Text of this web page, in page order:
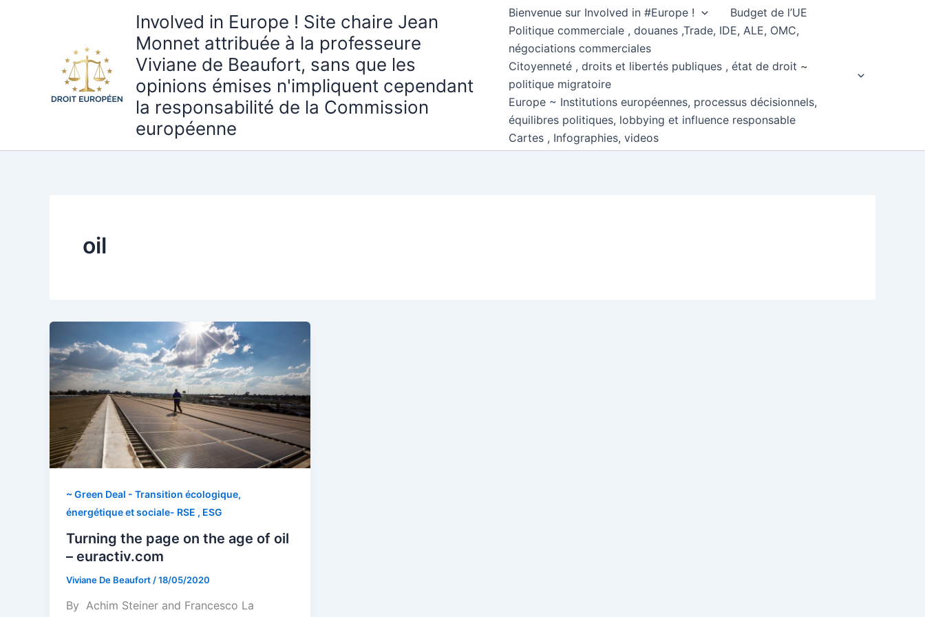
Involved in Europe ! Site chaire Jean
Monnet attribuée à la professeure
Viviane de Beaufort, sans que les
opinions émises n'impliquent cependant
la responsabilité de la Commission
européenne
Bienvenue sur Involved in #Europe !
Budget de l’UE
Politique commerciale , douanes ,Trade, IDE, ALE, OMC,
négociations commerciales
Citoyenneté , droits et libertés publiques , état de droit ~
politique migratoire
Europe ~ Institutions européennes, processus décisionnels,
équilibres politiques, lobbying et influence responsable
Cartes , Infographies, videos
oil
~ Green Deal - Transition écologique,
énergétique et sociale- RSE , ESG
Turning the page on the age of oil
– euractiv.com
Viviane De Beaufort /18/05/2020
By Achim Steiner and Francesco La